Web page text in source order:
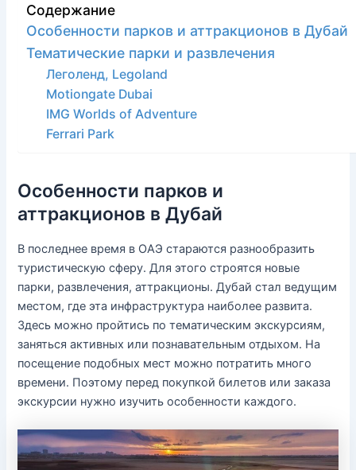
Содержание
Особенности парков и аттракционов в Дубай
Тематические парки и развлечения
Леголенд, Legoland
Motiongate Dubai
IMG Worlds of Adventure
Ferrari Park
Особенности парков и
аттракционов в Дубай
В последнее время в ОАЭ стараются разнообразить
туристическую сферу. Для этого строятся новые
парки, развлечения, аттракционы. Дубай стал ведущим
местом, где эта инфраструктура наиболее развита.
Здесь можно пройтись по тематическим экскурсиям,
заняться активных или познавательным отдыхом. На
посещение подобных мест можно потратить много
времени. Поэтому перед покупкой билетов или заказа
экскурсии нужно изучить особенности каждого.